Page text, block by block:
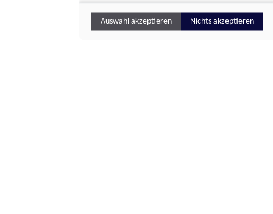
Auswahl akzeptieren Nichts akzeptieren